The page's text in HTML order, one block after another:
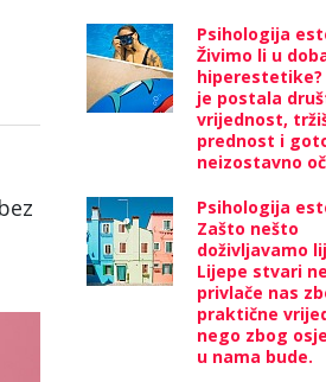
Psihologija
Živimo li u
je postala
vrijednost,
prednost i
neizostavno
Psihologija
Zašto nešto
doživljavamo
Lijepe stvari ne
privlače nas
praktične
nego zbog
u nama bude.